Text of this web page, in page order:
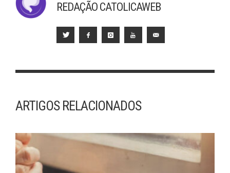
REDAÇÃO CATOLICAWEB
ARTIGOS RELACIONADOS